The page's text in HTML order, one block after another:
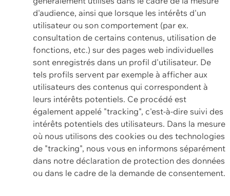
d'audience, ainsi que lorsque les intérêts d'un
utilisateur ou son comportement (par ex.
consultation de certains contenus, utilisation de
fonctions, etc.) sur des pages web individuelles
sont enregistrés dans un profil d'utilisateur. De
tels profils servent par exemple à afficher aux
utilisateurs des contenus qui correspondent à
leurs intérêts potentiels. Ce procédé est
également appelé "tracking", c'est-à-dire suivi des
intérêts potentiels des utilisateurs. Dans la mesure
où nous utilisons des cookies ou des technologies
de "tracking", nous vous en informons séparément
dans notre déclaration de protection des données
ou dans le cadre de la demande de consentement.